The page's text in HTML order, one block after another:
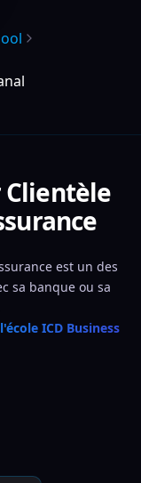
Clientèle
est un des
sa banque ou sa
ICD Business